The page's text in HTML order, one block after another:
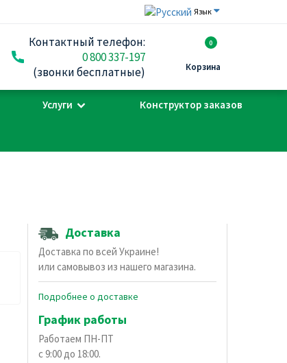
Язык
Контактный телефон:
0 800 337-197
(звонки бесплатные)
0
Корзина
Услуги Конструктор заказов
Доставка
Доставка по всей Украине!
или самовывоз из нашего магазина.
Подробнее о доставке
График работы
Работаем ПН-ПТ
с 9:00 до 18:00.